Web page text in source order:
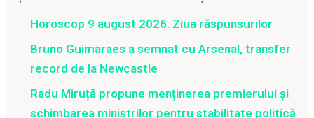
Horoscop 9 august 2026. Ziua răspunsurilor
Bruno Guimaraes a semnat cu Arsenal, transfer
record de la Newcastle
Radu Miruță propune menținerea premierului și
schimbarea miniștrilor pentru stabilitate politică